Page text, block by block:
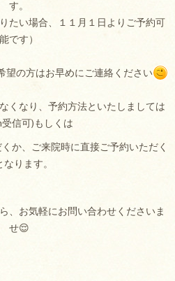
す。
たい場合、１１月１日よりご予約可
能です）
望の方はお早めにご連絡ください
くなり、予約方法といたしましては
受信可)もしくは
か、ご来院時に直接ご予約いただく
ります。
、お気軽にお問い合わせくださいま
せ😌